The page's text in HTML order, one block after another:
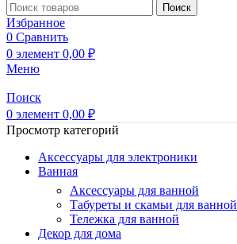
Поиск
Избранное
0 Сравнить
0 элемент 0,00 ₽
Меню
Поиск
0 элемент 0,00 ₽
Просмотр категорий
Аксессуары для электроники
Ванная
Аксессуары для ванной
Табуреты и скамьи для ванной
Тележка для ванной
Декор для дома